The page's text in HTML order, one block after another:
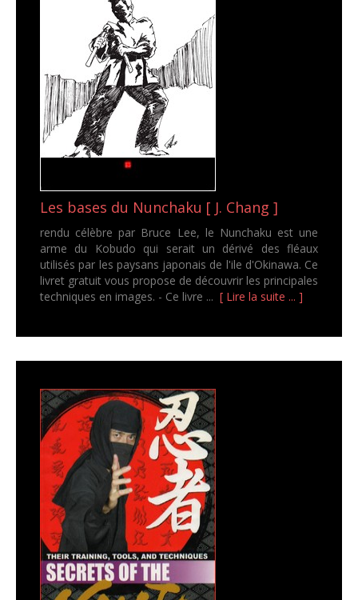
Les bases du Nunchaku [ J. Chang ]
rendu célèbre par Bruce Lee, le Nunchaku est une
arme du Kobudo qui serait un dérivé des fléaux
utilisés par les paysans japonais de l'ile d'Okinawa. Ce
livret gratuit vous propose de découvrir les principales
techniques en images. - Ce livre ... [ Lire la suite ... ]